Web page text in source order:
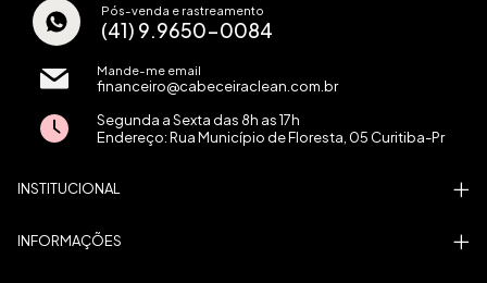
Pós-venda e rastreamento
(41) 9.9650-0084
Mande-me email
financeiro@cabeceiraclean.com.br
Segunda a Sexta das 8h as 17h
Endereço: Rua Município de Floresta, 05 Curitiba-Pr
INSTITUCIONAL
INFORMAÇÕES